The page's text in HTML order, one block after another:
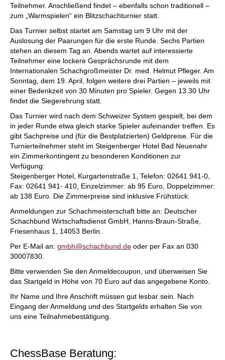
Teilnehmer. Anschließend findet – ebenfalls schon traditionell –
zum „Warmspielen“ ein Blitzschachturnier statt.
Das Turnier selbst startet am Samstag um 9 Uhr mit der
Auslosung der Paarungen für die erste Runde. Sechs Partien
stehen an diesem Tag an. Abends wartet auf interessierte
Teilnehmer eine lockere Gesprächsrunde mit dem
Internationalen Schachgroßmeister Dr. med. Helmut Pfleger. Am
Sonntag, dem 19. April, folgen weitere drei Partien – jeweils mit
einer Bedenkzeit von 30 Minuten pro Spieler. Gegen 13.30 Uhr
findet die Siegerehrung statt.
Das Turnier wird nach dem Schweizer System gespielt, bei dem
in jeder Runde etwa gleich starke Spieler aufeinander treffen. Es
gibt Sachpreise und (für die Bestplatzierten) Geldpreise. Für die
Turnierteilnehmer steht im Steigenberger Hotel Bad Neuenahr
ein Zimmerkontingent zu besonderen Konditionen zur
Verfügung:
Steigenberger Hotel, Kurgartenstraße 1, Telefon: 02641 941-0,
Fax: 02641 941- 410, Einzelzimmer: ab 95 Euro, Doppelzimmer:
ab 138 Euro. Die Zimmerpreise sind inklusive Frühstück.
Anmeldungen zur Schachmeisterschaft bitte an: Deutscher
Schachbund Wirtschaftsdienst GmbH, Hanns-Braun-Straße,
Friesenhaus 1, 14053 Berlin.
Per E-Mail an: gmbh@schachbund.de oder per Fax an 030
30007830.
Bitte verwenden Sie den Anmeldecoupon, und überweisen Sie
das Startgeld in Höhe von 70 Euro auf das angegebene Konto.
Ihr Name und Ihre Anschrift müssen gut lesbar sein. Nach
Eingang der Anmeldung und des Startgelds erhalten Sie von
uns eine Teilnahmebestätigung.
ChessBase Beratung: